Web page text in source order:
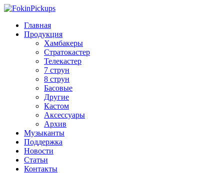
Главная
Продукция
Хамбакеры
Стратокастер
Телекастер
7 струн
8 струн
Басовые
Другие
Кастом
Аксессуары
Архив
Музыканты
Поддержка
Новости
Статьи
Контакты